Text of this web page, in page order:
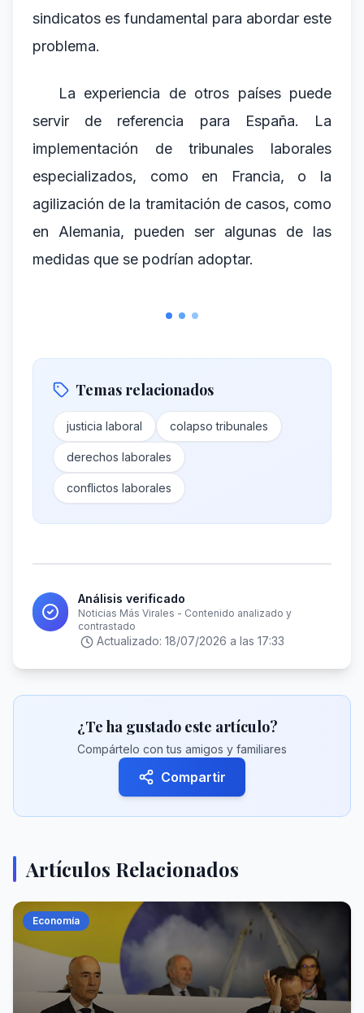
sindicatos es fundamental para abordar este
problema.
La experiencia de otros países puede
servir de referencia para España. La
implementación de tribunales laborales
especializados, como en Francia, o la
agilización de la tramitación de casos, como
en Alemania, pueden ser algunas de las
medidas que se podrían adoptar.
Temas relacionados
justicia laboral colapso tribunales
derechos laborales
conflictos laborales
Análisis verificado
Noticias Más Virales - Contenido analizado y
contrastado
Actualizado: 18/07/2026 a las 17:33
¿Te ha gustado este artículo?
Compártelo con tus amigos y familiares
Compartir
Artículos Relacionados
Economía